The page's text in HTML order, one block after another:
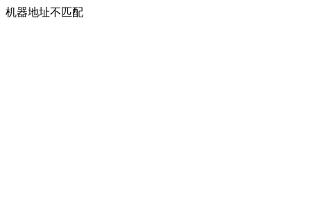
机器地址不匹配